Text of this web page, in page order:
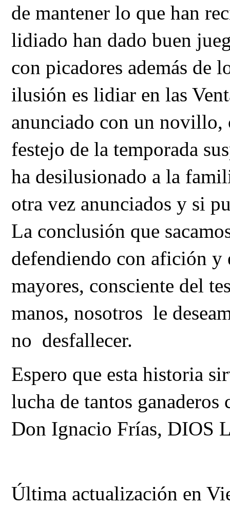
de mantener lo que han
lidiado han dado buen
con picadores además de
ilusión es lidiar en las
anunciado con un novillo,
festejo de la temporada
ha desilusionado a la
otra vez anunciados y si
La conclusión que
defendiendo con afición y
mayores, consciente del
manos, nosotros le
no desfallecer.
Espero que esta historia
lucha de tantos
Don Ignacio Frías, DIOS
Última actualización en